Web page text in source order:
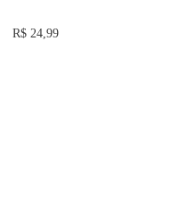
R$ 24,99